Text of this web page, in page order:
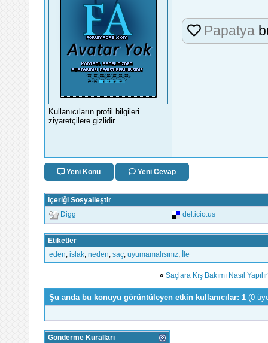
Kullanıcıların profil bilgileri
ziyaretçilere gizlidir.
Papatya
Yeni Konu Yeni Cevap
İçeriği Sosyalleştir
Digg del.icio.us
Etiketler
eden islak neden saç uyumamalısınız İle
« Saçlara Kış Bakımı Nasıl
Şu anda bu konuyu görüntüleyen etkin kullanıcılar: 1 (0
Gönderme Kuralları